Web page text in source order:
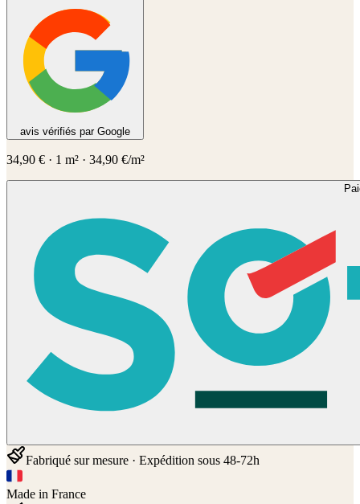
avis vérifiés par Google
34,90 € · 1 m² · 34,90 €/m²
Fabriqué sur mesure · Expédition sous 48-72h
Made in France